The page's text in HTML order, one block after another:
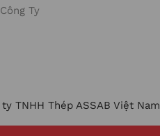
Ty
TNHH Thép ASSAB Việt Nam